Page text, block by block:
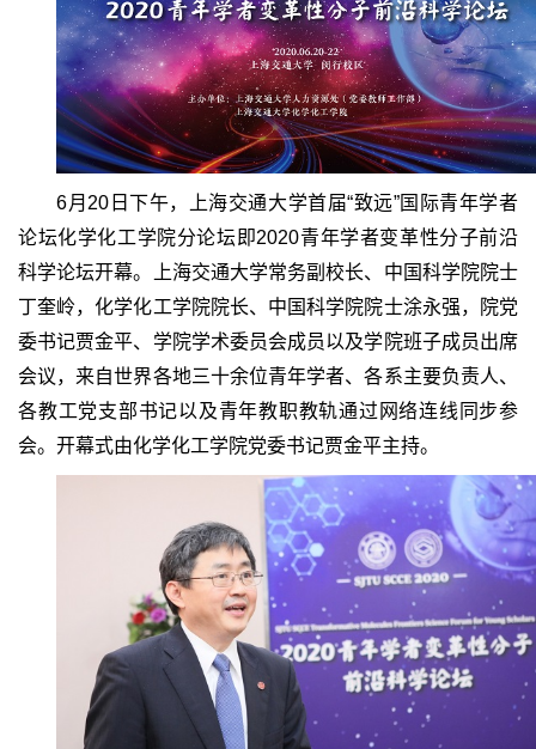
6月20日下午，上海交通大学首届“致远”国际青年学者
论坛化学化工学院分论坛即2020青年学者变革性分子前沿
科学论坛开幕。上海交通大学常务副校长、中国科学院院士
丁奎岭，化学化工学院院长、中国科学院院士涂永强，院党
委书记贾金平、学院学术委员会成员以及学院班子成员出席
会议，来自世界各地三十余位青年学者、各系主要负责人、
各教工党支部书记以及青年教职教轨通过网络连线同步参
会。开幕式由化学化工学院党委书记贾金平主持。